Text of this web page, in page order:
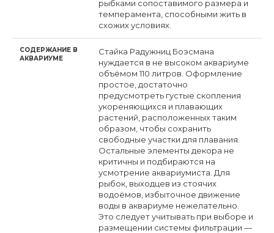
рыбками сопоставимого размера и
темперамента, способными жить в
схожих условиях.
СОДЕРЖАНИЕ В
АКВАРИУМЕ
Стайка Радужниц Боэсмана
нуждается в не высоком аквариуме
объёмом 110 литров. Оформление
простое, достаточно
предусмотреть густые скопления
укореняющихся и плавающих
растений, расположенных таким
образом, чтобы сохранить
свободные участки для плавания.
Остальные элементы декора не
критичны и подбираются на
усмотрение аквариумиста. Для
рыбок, выходцев из стоячих
водоёмов, избыточное движение
воды в аквариуме нежелательно.
Это следует учитывать при выборе и
размещении системы фильтрации —